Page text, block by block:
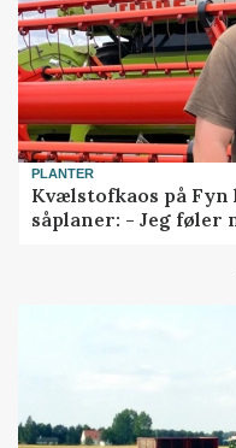
PLANTER
Kvælstofkaos på
såplaner: - Jeg føler